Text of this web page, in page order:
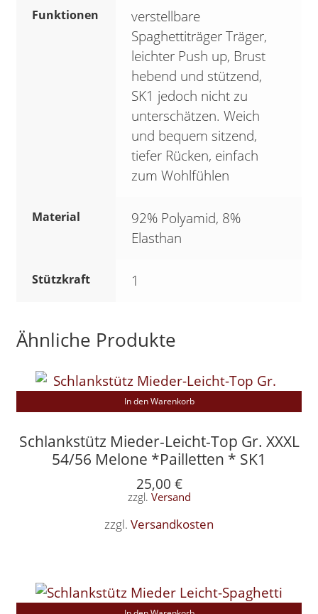
Funktionen
verstellbare
Spaghettiträger Träger,
leichter Push up, Brust
hebend und stützend,
SK1 jedoch nicht zu
unterschätzen. Weich
und bequem sitzend,
tiefer Rücken, einfach
zum Wohlfühlen
Material
92% Polyamid, 8%
Elasthan
Stützkraft 1
Ähnliche Produkte
Schlankstütz Mieder-Leicht-Top Gr. XXXL
54/56 Melone *Pailletten * SK1
25,00 €
zzgl. Versand
zzgl. Versandkosten
In den Warenkorb